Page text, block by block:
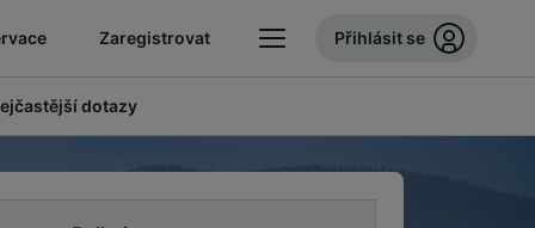
Zaregistrovat Přihlásit se
dotazy